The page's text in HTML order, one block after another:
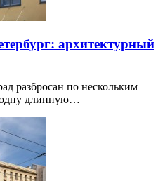
архитектурный
разбросан по нескольким
одну длинную…